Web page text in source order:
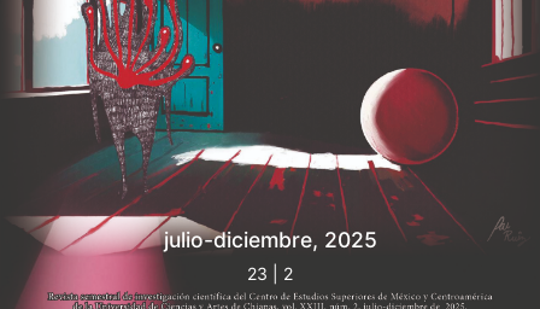
julio-diciembre, 2025
23 | 2
Previous Next